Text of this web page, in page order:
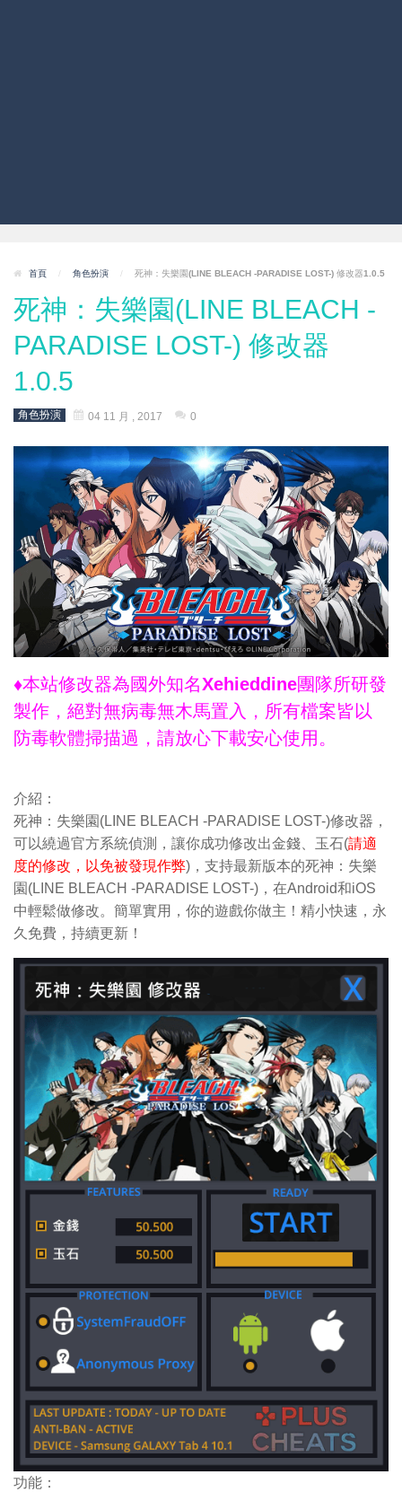
首頁 / 角色扮演 / 死神：失樂園(LINE BLEACH -PARADISE LOST-) 修改器1.0.5
死神：失樂園(LINE BLEACH -
PARADISE LOST-) 修改器
1.0.5
角色扮演 04 11 月 , 2017 0
♦本站修改器為國外知名Xehieddine團隊所研發
製作，絕對無病毒無木馬置入，所有檔案皆以
防毒軟體掃描過，請放心下載安心使用。
介紹：
死神：失樂園(LINE BLEACH -PARADISE LOST-)修改器，
可以繞過官方系統偵測，讓你成功修改出金錢、玉石(請適
度的修改，以免被發現作弊)，支持最新版本的死神：失樂
園(LINE BLEACH -PARADISE LOST-)，在Android和iOS
中輕鬆做修改。簡單實用，你的遊戲你做主！精小快速，永
久免費，持續更新！
功能：